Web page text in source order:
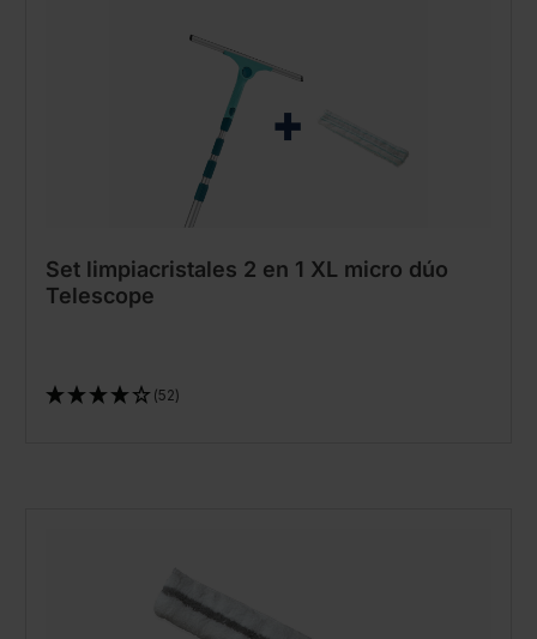
Set limpiacristales 2 en 1 XL micro dúo
Telescope
(52)